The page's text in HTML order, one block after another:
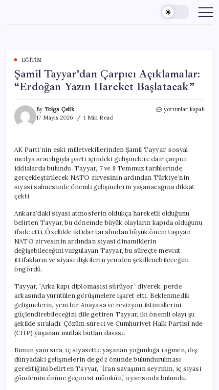
content
EĞITIM
Şamil Tayyar’dan Çarpıcı Açıklamalar:
“Erdoğan Yazın Hareket Başlatacak”
By Tolga Çelik
17 Mayıs 2026
1 Min Read
Şamil
Yazın
Hareket
Başlatacak”
için
yorumlar kapalı
AK Parti’nin eski milletvekillerinden Şamil Tayyar, sosyal
medya aracılığıyla parti içindeki gelişmelere dair çarpıcı
iddialarda bulundu. Tayyar, 7 ve 8 Temmuz tarihlerinde
gerçekleştirilecek NATO zirvesinin ardından Türkiye’nin
siyasi sahnesinde önemli gelişmelerin yaşanacağına dikkat
çekti.
Ankara’daki siyasi atmosferin oldukça hareketli olduğunu
belirten Tayyar, bu dönemde büyük olayların kapıda olduğunu
ifade etti. Özellikle iktidar tarafından büyük önem taşıyan
NATO zirvesinin ardından siyasi dinamiklerin
değişebileceğini vurgulayan Tayyar, bu süreçte mevcut
ittifakların ve siyasi ilişkilerin yeniden şekillenebileceğini
öngördü.
Tayyar, “Arka kapı diplomasisi sürüyor” diyerek, perde
arkasında yürütülen görüşmelere işaret etti. Beklenmedik
gelişmelerin, yeni bir Anayasa ve revizyon ihtimallerini
güçlendirebileceğini dile getiren Tayyar, iki önemli olayı şu
şekilde sıraladı: Çözüm süreci ve Cumhuriyet Halk Partisi’nde
(CHP) yaşanan mutlak butlan davası.
Bunun yanı sıra, iç siyasette yaşanan yoğunluğa rağmen, dış
dünyadaki gelişmelerin de göz önünde bulundurulması
gerektiğini belirten Tayyar, “İran savaşının seyrinin, iç siyasi
gündemin önüne geçmesi mümkün,” uyarısında bulundu.